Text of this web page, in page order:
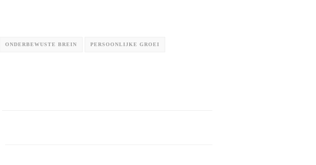
ONDERBEWUSTE BREIN PERSOONLIJKE GROEI